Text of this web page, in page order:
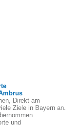
Direkt am
Ziele in Bayern an.
und